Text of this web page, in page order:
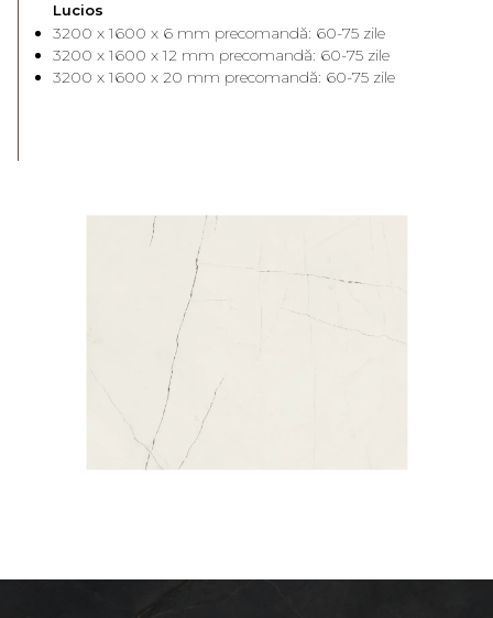
Lucios
3200 x 1600 x 6 mm precomandă: 60-75 zile
3200 x 1600 x 12 mm precomandă: 60-75 zile
3200 x 1600 x 20 mm precomandă: 60-75 zile